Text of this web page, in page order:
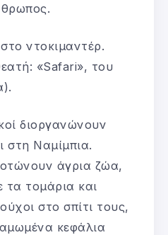
ντοκιμαντέρ.
«Safari», του
διοργανώνουν
στη Ναμίμπια.
άγρια ζώα,
τα τομάρια και
στο σπίτι τους,
κεφάλια